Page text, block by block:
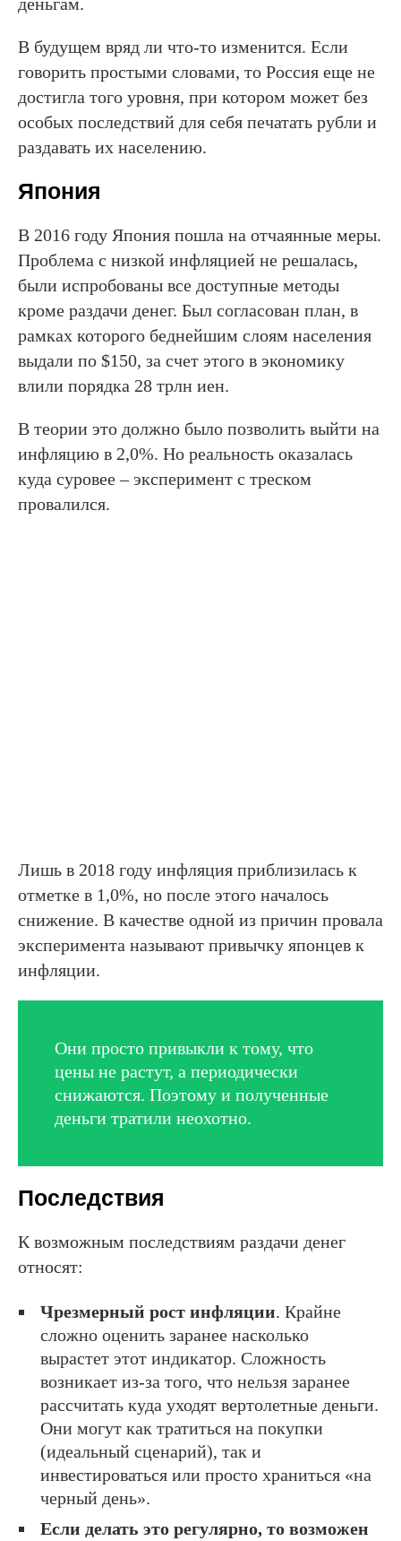
В будущем вряд ли что-то изменится. Если
говорить простыми словами, то Россия еще не
достигла того уровня, при котором может без
особых последствий для себя печатать рубли и
раздавать их населению.
Япония
В 2016 году Япония пошла на отчаянные меры.
Проблема с низкой инфляцией не решалась,
были испробованы все доступные методы
кроме раздачи денег. Был согласован план, в
рамках которого беднейшим слоям населения
выдали по $150, за счет этого в экономику
влили порядка 28 трлн иен.
В теории это должно было позволить выйти на
инфляцию в 2,0%. Но реальность оказалась
куда суровее – эксперимент с треском
провалился.
Лишь в 2018 году инфляция приблизилась к
отметке в 1,0%, но после этого началось
снижение. В качестве одной из причин провала
эксперимента называют привычку японцев к
инфляции.
Они просто привыкли к тому, что
цены не растут, а периодически
снижаются. Поэтому и полученные
деньги тратили неохотно.
Последствия
К возможным последствиям раздачи денег
относят:
Чрезмерный рост инфляции. Крайне
сложно оценить заранее насколько
вырастет этот индикатор. Сложность
возникает из-за того, что нельзя заранее
рассчитать куда уходят вертолетные деньги.
Они могут как тратиться на покупки
(идеальный сценарий), так и
инвестироваться или просто храниться «на
черный день».
Если делать это регулярно, то возможен